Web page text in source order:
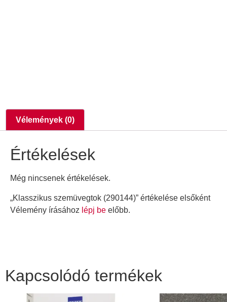
Vélemények (0)
Értékelések
Még nincsenek értékelések.
„Klasszikus szemüvegtok (290144)” értékelése elsőként
Vélemény írásához lépj be előbb.
Kapcsolódó termékek